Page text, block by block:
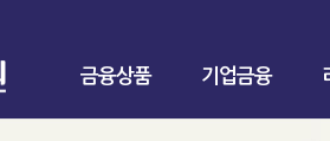
금융상품 기업금융